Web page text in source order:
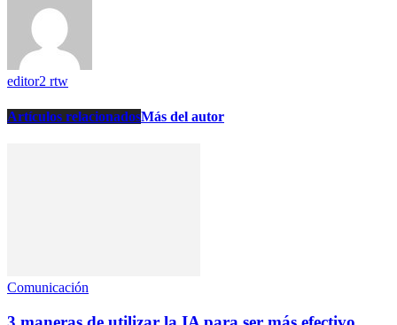
editor2 rtw
Artículos relacionadosMás del autor
Comunicación